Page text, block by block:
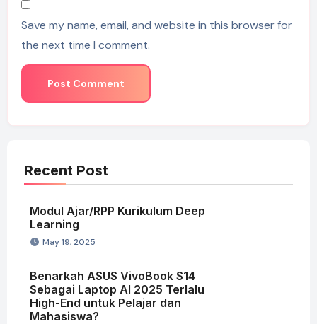
Save my name, email, and website in this browser for
the next time I comment.
Recent Post
Modul Ajar/RPP Kurikulum Deep
Learning
May 19, 2025
Benarkah ASUS VivoBook S14
Sebagai Laptop AI 2025 Terlalu
High-End untuk Pelajar dan
Mahasiswa?